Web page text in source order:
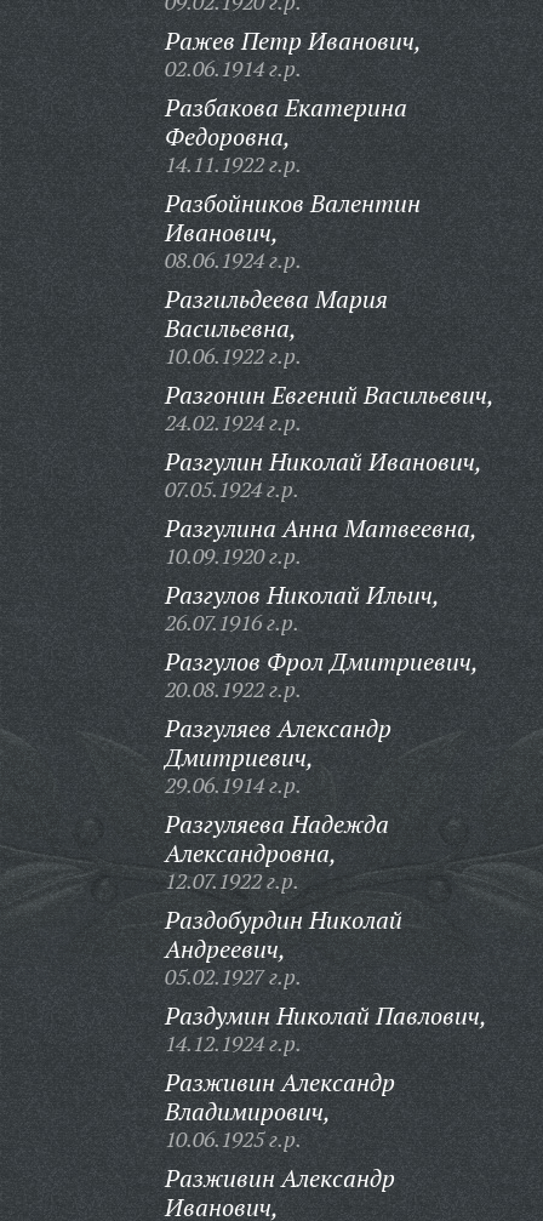
Ражев Петр Иванович,
02.06.1914 г.р.
Разбакова Екатерина
Федоровна,
14.11.1922 г.р.
Разбойников Валентин
Иванович,
08.06.1924 г.р.
Разгильдеева Мария
Васильевна,
10.06.1922 г.р.
Разгонин Евгений Васильевич,
24.02.1924 г.р.
Разгулин Николай Иванович,
07.05.1924 г.р.
Разгулина Анна Матвеевна,
10.09.1920 г.р.
Разгулов Николай Ильич,
26.07.1916 г.р.
Разгулов Фрол Дмитриевич,
20.08.1922 г.р.
Разгуляев Александр
Дмитриевич,
29.06.1914 г.р.
Разгуляева Надежда
Александровна,
12.07.1922 г.р.
Раздобурдин Николай
Андреевич,
05.02.1927 г.р.
Раздумин Николай Павлович,
14.12.1924 г.р.
Разживин Александр
Владимирович,
10.06.1925 г.р.
Разживин Александр
Иванович,